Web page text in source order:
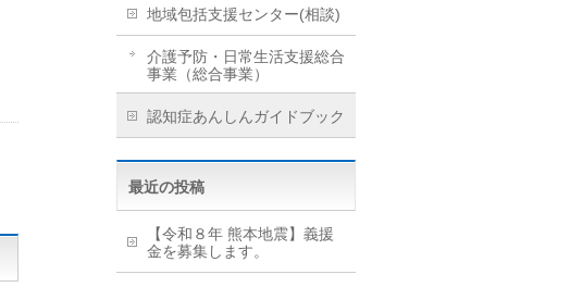
地域包括支援センター(相談)
介護予防・日常生活支援総合
事業（総合事業）
認知症あんしんガイドブック
最近の投稿
【令和８年 熊本地震】義援
金を募集します。